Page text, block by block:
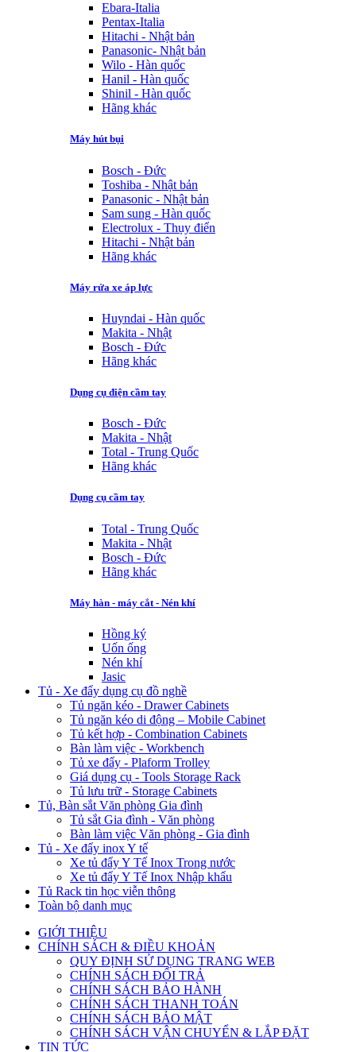
Ebara-Italia
Pentax-Italia
Hitachi - Nhật bản
Panasonic- Nhật bản
Wilo - Hàn quốc
Hanil - Hàn quốc
Shinil - Hàn quốc
Hãng khác
Máy hút bụi
Bosch - Đức
Toshiba - Nhật bản
Panasonic - Nhật bản
Sam sung - Hàn quốc
Electrolux - Thụy điển
Hitachi - Nhật bản
Hãng khác
Máy rửa xe áp lực
Huyndai - Hàn quốc
Makita - Nhật
Bosch - Đức
Hãng khác
Dụng cụ điện cầm tay
Bosch - Đức
Makita - Nhật
Total - Trung Quốc
Hãng khác
Dụng cụ cầm tay
Total - Trung Quốc
Makita - Nhật
Bosch - Đức
Hãng khác
Máy hàn - máy cắt - Nén khí
Hồng ký
Uốn ống
Nén khí
Jasic
Tủ - Xe đẩy dụng cụ đồ nghề
Tủ ngăn kéo - Drawer Cabinets
Tủ ngăn kéo di động – Mobile Cabinet
Tủ kết hợp - Combination Cabinets
Bàn làm việc - Workbench
Tủ xe đẩy - Plaform Trolley
Giá dụng cụ - Tools Storage Rack
Tủ lưu trữ - Storage Cabinets
Tủ, Bàn sắt Văn phòng Gia đình
Tủ sắt Gia đình - Văn phòng
Bàn làm việc Văn phòng - Gia đình
Tủ - Xe đẩy inox Y tế
Xe tủ đẩy Y Tế Inox Trong nước
Xe tủ đẩy Y Tế Inox Nhập khẩu
Tủ Rack tin học viễn thông
Toàn bộ danh mục
GIỚI THIỆU
CHÍNH SÁCH & ĐIỀU KHOẢN
QUY ĐỊNH SỬ DỤNG TRANG WEB
CHÍNH SÁCH ĐỔI TRẢ
CHÍNH SÁCH BẢO HÀNH
CHÍNH SÁCH THANH TOÁN
CHÍNH SÁCH BẢO MẬT
CHÍNH SÁCH VẬN CHUYỂN & LẮP ĐẶT
TIN TỨC